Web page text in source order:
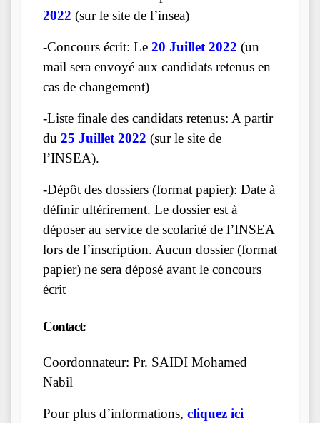
2022 (sur le site de l’insea)
-Concours écrit: Le 20 Juillet 2022 (un
mail sera envoyé aux candidats retenus en
cas de changement)
-Liste finale des candidats retenus: A partir
du 25 Juillet 2022 (sur le site de
l’INSEA).
-Dépôt des dossiers (format papier): Date à
définir ultérirement. Le dossier est à
déposer au service de scolarité de l’INSEA
lors de l’inscription. Aucun dossier (format
papier) ne sera déposé avant le concours
écrit
Contact:
Coordonnateur: Pr. SAIDI Mohamed
Nabil
Pour plus d’informations, cliquez ici